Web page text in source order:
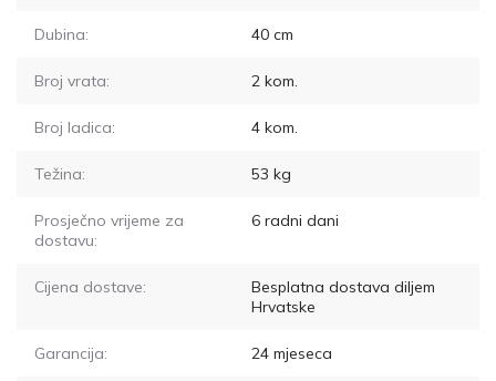
Dubina: 40cm
Broj vrata: 2kom.
Broj ladica: 4kom.
Težina: 53 kg
Prosječno vrijeme za
dostavu:
6radni dani
Cijena dostave:
Besplatna dostava diljem
Hrvatske
Garancija: 24 mjeseca